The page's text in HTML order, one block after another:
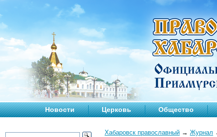
Новости Церковь Общество
Хабаровск православный → Журнал